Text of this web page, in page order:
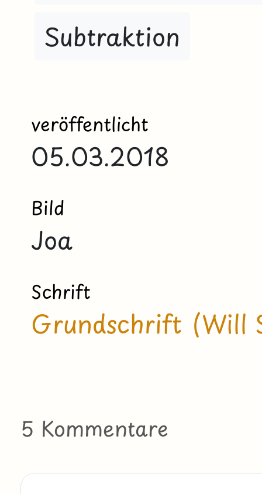
Subtraktion
veröffentlicht
05.03.2018
Bild
Joa
Schrift
Grundschrift (Will
5 Kommentare